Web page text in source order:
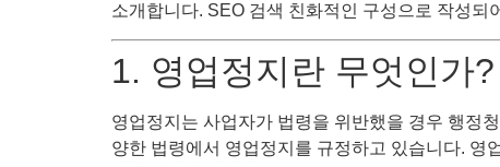
소개합니다. SEO 검색 친화적인 구성으로 작성
1. 영업정지란 무엇인가?
영업정지는 사업자가 법령을 위반했을 경우 행정
양한 법령에서 영업정지를 규정하고 있습니다. 영